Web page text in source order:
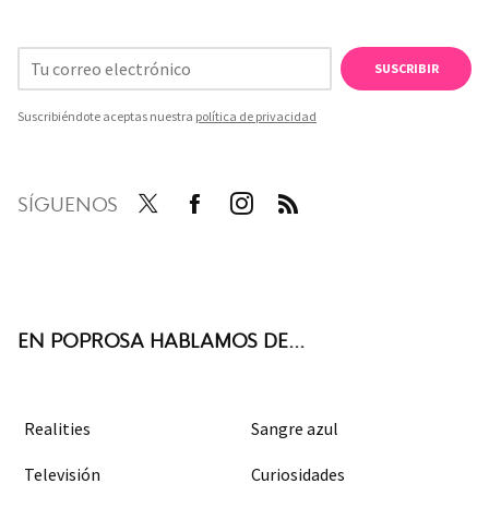
SUSCRIBIR
Suscribiéndote aceptas nuestra política de privacidad
SÍGUENOS
EN POPROSA HABLAMOS DE...
Realities Sangre azul
Televisión Curiosidades